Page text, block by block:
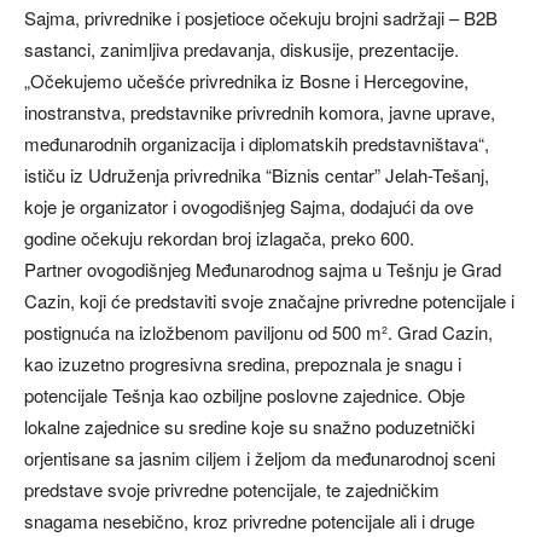
Sajma, privrednike i posjetioce očekuju brojni sadržaji – B2B
sastanci, zanimljiva predavanja, diskusije, prezentacije.
„Očekujemo učešće privrednika iz Bosne i Hercegovine,
inostranstva, predstavnike privrednih komora, javne uprave,
međunarodnih organizacija i diplomatskih predstavništava“,
ističu iz Udruženja privrednika “Biznis centar” Jelah-Tešanj,
koje je organizator i ovogodišnjeg Sajma, dodajući da ove
godine očekuju rekordan broj izlagača, preko 600.
Partner ovogodišnjeg Međunarodnog sajma u Tešnju je Grad
Cazin, koji će predstaviti svoje značajne privredne potencijale i
postignuća na izložbenom paviljonu od 500 m². Grad Cazin,
kao izuzetno progresivna sredina, prepoznala je snagu i
potencijale Tešnja kao ozbiljne poslovne zajednice. Obje
lokalne zajednice su sredine koje su snažno poduzetnički
orjentisane sa jasnim ciljem i željom da međunarodnoj sceni
predstave svoje privredne potencijale, te zajedničkim
snagama nesebično, kroz privredne potencijale ali i druge